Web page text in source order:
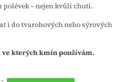
– nejen kvůli chuti.
i do tvarohových nebo sýrových
ve kterých kmín používám.